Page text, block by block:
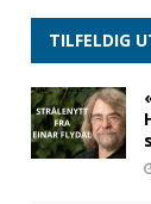
TILFELDIG